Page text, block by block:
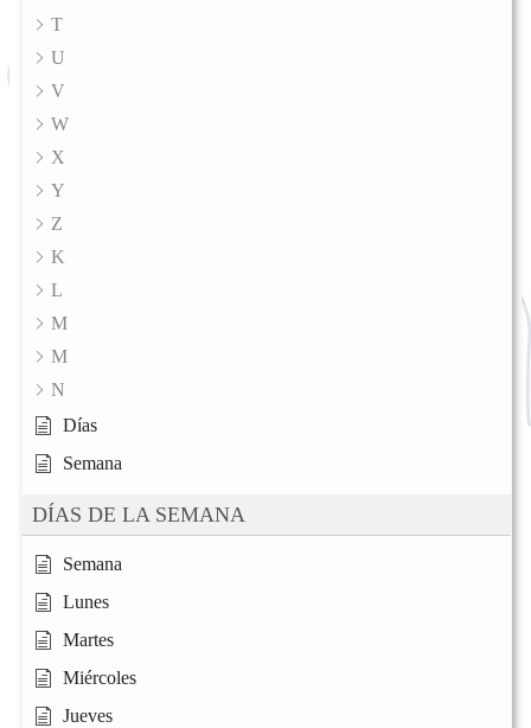
T
U
V
W
X
Y
Z
K
L
M
M
N
Días
Semana
DÍAS DE LA SEMANA
Semana
Lunes
Martes
Miércoles
Jueves